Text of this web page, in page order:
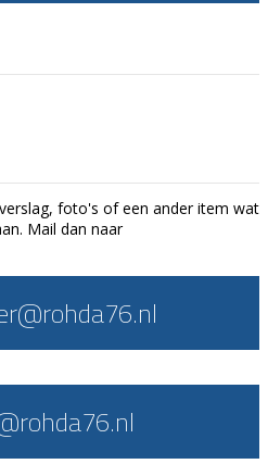
foto's of een ander item wat
Mail dan naar